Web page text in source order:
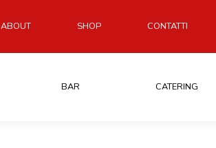
ABOUT SHOP CONTATTI
BAR CATERING